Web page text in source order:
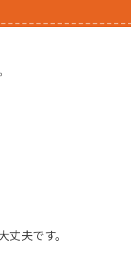
丈夫です。